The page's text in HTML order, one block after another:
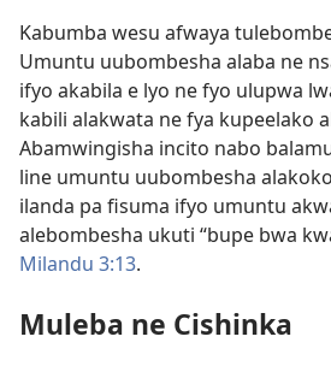
Kabumba wesu afwaya
Umuntu uubombesha alaba ne
ifyo akabila e lyo ne fyo ulupwa
kabili alakwata ne fya kupeelako
Abamwingisha incito nabo
line umuntu uubombesha
ilanda pa fisuma ifyo umuntu
alebombesha ukuti “bupe bwa
Milandu 3:13.
Muleba ne Cishinka